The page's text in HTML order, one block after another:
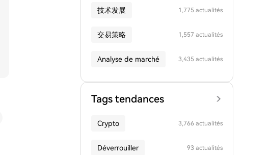
技术发展 1,775 actualités
交易策略 1,557 actualités
Analyse de marché 3,435 actualités
Tags tendances
Crypto 3,766 actualités
Déverrouiller 93 actualités